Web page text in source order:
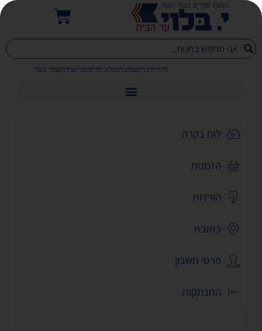
להורדת הקטלוגלקטלוג הדיגיטליאודותצור קשר
לוח בקרה
הזמנות
הורדות
כתובת
פרטי חשבון
התנתקות